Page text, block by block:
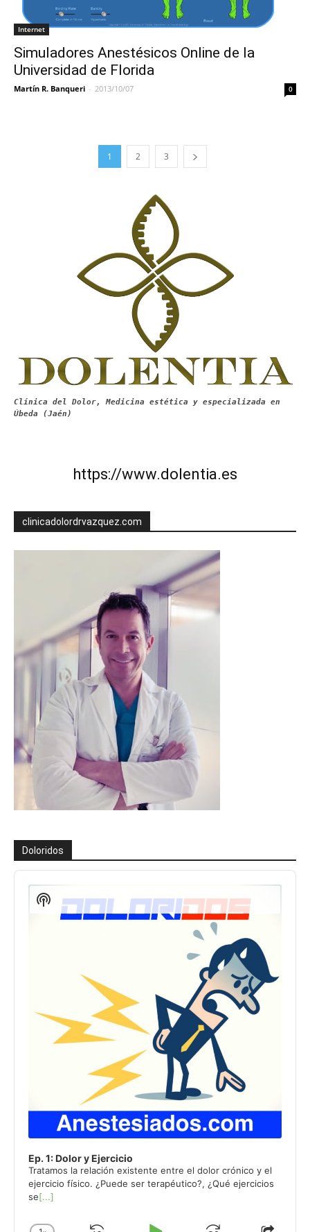
Internet
Simuladores Anestésicos Online de la
Universidad de Florida
Martín R. Banqueri - 2013/10/07 0
1 2 3
Clínica del Dolor, Medicina estética y especializada en
Úbeda (Jaén)
https://www.dolentia.es
clinicadolordrvazquez.com
Doloridos
Reproductor
audio
Ep. 1: Dolor y Ejercicio
Tratamos la relación existente entre el dolor crónico y el
ejercicio físico. ¿Puede ser terapéutico?, ¿Qué ejercicios
se[...]
Show
Podcast